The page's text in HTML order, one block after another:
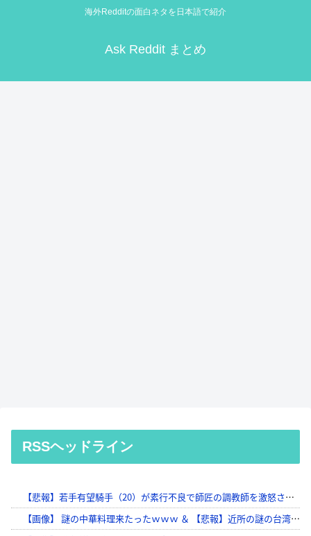
海外Redditの面白ネタを日本語で紹介
Ask Reddit まとめ
RSSヘッドライン